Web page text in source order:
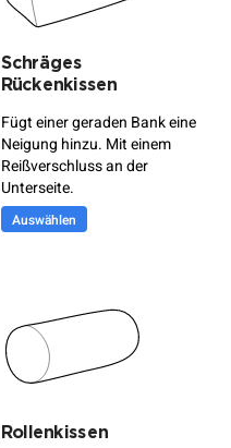
Schräges
Rückenkissen
Fügt einer geraden Bank eine
Neigung hinzu. Mit einem
Reißverschluss an der
Unterseite.
Auswählen
Rollenkissen